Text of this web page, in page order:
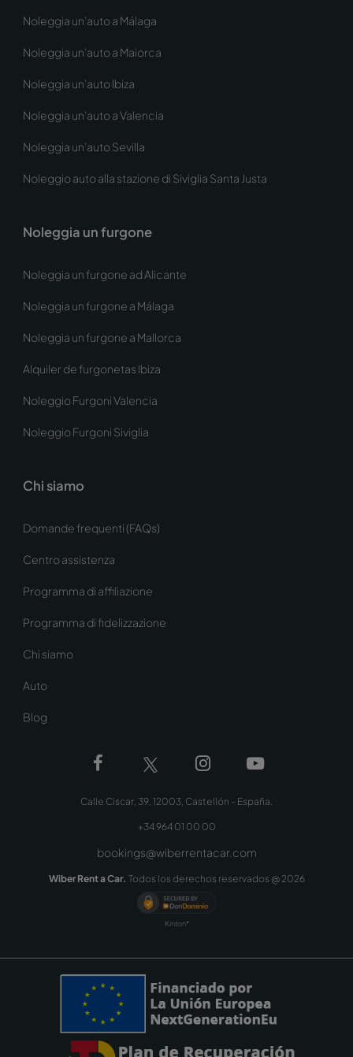
Noleggia un’auto a Málaga
Noleggia un’auto a Maiorca
Noleggia un’auto Ibiza
Noleggia un’auto a Valencia
Noleggia un’auto Sevilla
Noleggio auto alla stazione di Siviglia Santa Justa
Noleggia un furgone
Noleggia un furgone ad Alicante
Noleggia un furgone a Málaga
Noleggia un furgone a Mallorca
Alquiler de furgonetas Ibiza
Noleggio Furgoni Valencia
Noleggio Furgoni Siviglia
Chi siamo
Domande frequenti (FAQs)
Centro assistenza
Programma di affiliazione
Programma di fidelizzazione
Chi siamo
Auto
Blog
Calle Ciscar, 39, 12003, Castellón - España.
+34 964 01 00 00
bookings@wiberrentacar.com
Wiber Rent a Car. Todos los derechos reservados @ 2026
Kinton*